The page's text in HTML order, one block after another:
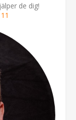
de dig!